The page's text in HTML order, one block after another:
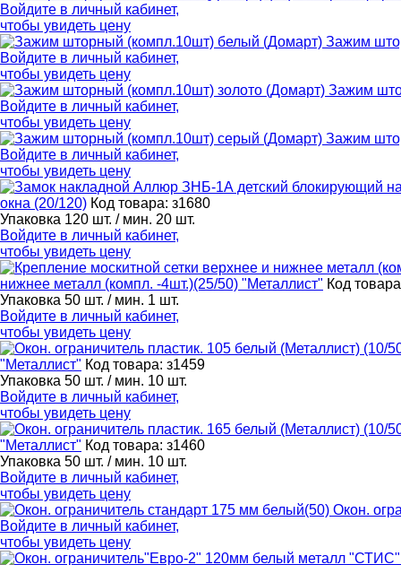
Войдите в личный кабинет,
чтобы увидеть цену
Зажим
Войдите в личный кабинет,
чтобы увидеть цену
Зажим
Войдите в личный кабинет,
чтобы увидеть цену
Зажим
Войдите в личный кабинет,
чтобы увидеть цену
окна (20/120) Код товара: з1680
Упаковка 120 шт. / мин. 20 шт.
Войдите в личный кабинет,
чтобы увидеть цену
нижнее металл (компл. -4шт.)(25/50) "Металлист" Код
Упаковка 50 шт. / мин. 1 шт.
Войдите в личный кабинет,
чтобы увидеть цену
"Металлист" Код товара: з1459
Упаковка 50 шт. / мин. 10 шт.
Войдите в личный кабинет,
чтобы увидеть цену
"Металлист" Код товара: з1460
Упаковка 50 шт. / мин. 10 шт.
Войдите в личный кабинет,
чтобы увидеть цену
Окон.
Войдите в личный кабинет,
чтобы увидеть цену